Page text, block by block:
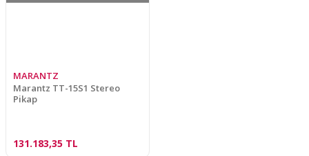
MARANTZ
Marantz TT-15S1 Stereo
Pikap
131.183,35 TL